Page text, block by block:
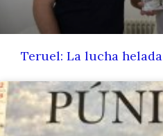
Teruel: La lucha helada